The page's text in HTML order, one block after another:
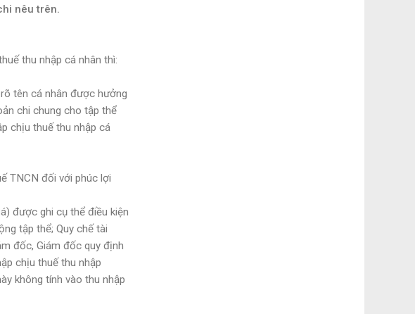
nêu trên.
thu nhập cá nhân thì:
tên cá nhân được hưởng
chi chung cho tập thể
chịu thuế thu nhập cá
TNCN đối với phúc lợi
được ghi cụ thể điều kiện
tập thể; Quy chế tài
đốc, Giám đốc quy định
chịu thuế thu nhập
không tính vào thu nhập